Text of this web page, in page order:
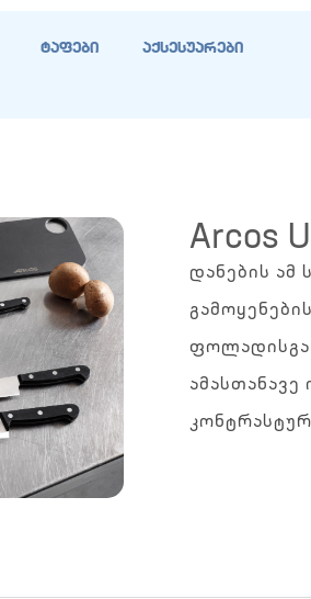
ტაფები აქსესუარები
Arcos
დანების ამ